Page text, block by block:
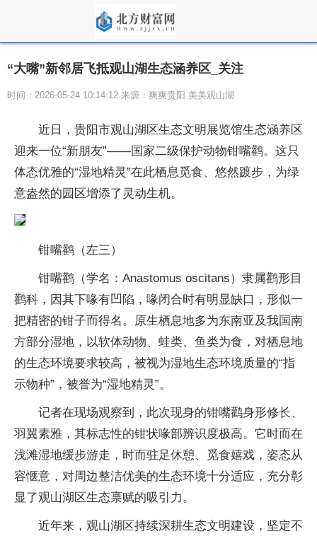
“大嘴”新邻居飞抵观山湖生态涵养区_关注
时间：2026-05-24 10:14:12 来源：爽爽贵阳 美美观山湖
近日，贵阳市观山湖区生态文明展览馆生态涵养区
迎来一位“新朋友”——国家二级保护动物钳嘴鹳。这只
体态优雅的“湿地精灵”在此栖息觅食、悠然踱步，为绿
意盎然的园区增添了灵动生机。
钳嘴鹳（左三）
钳嘴鹳（学名：Anastomus oscitans）隶属鹳形目
鹳科，因其下喙有凹陷，喙闭合时有明显缺口，形似一
把精密的钳子而得名。原生栖息地多为东南亚及我国南
方部分湿地，以软体动物、蛙类、鱼类为食，对栖息地
的生态环境要求较高，被视为湿地生态环境质量的“指
示物种”，被誉为“湿地精灵”。
记者在现场观察到，此次现身的钳嘴鹳身形修长、
羽翼素雅，其标志性的钳状喙部辨识度极高。它时而在
浅滩湿地缓步游走，时而驻足休憩、觅食嬉戏，姿态从
容惬意，对周边整洁优美的生态环境十分适应，充分彰
显了观山湖区生态禀赋的吸引力。
近年来，观山湖区持续深耕生态文明建设，坚定不